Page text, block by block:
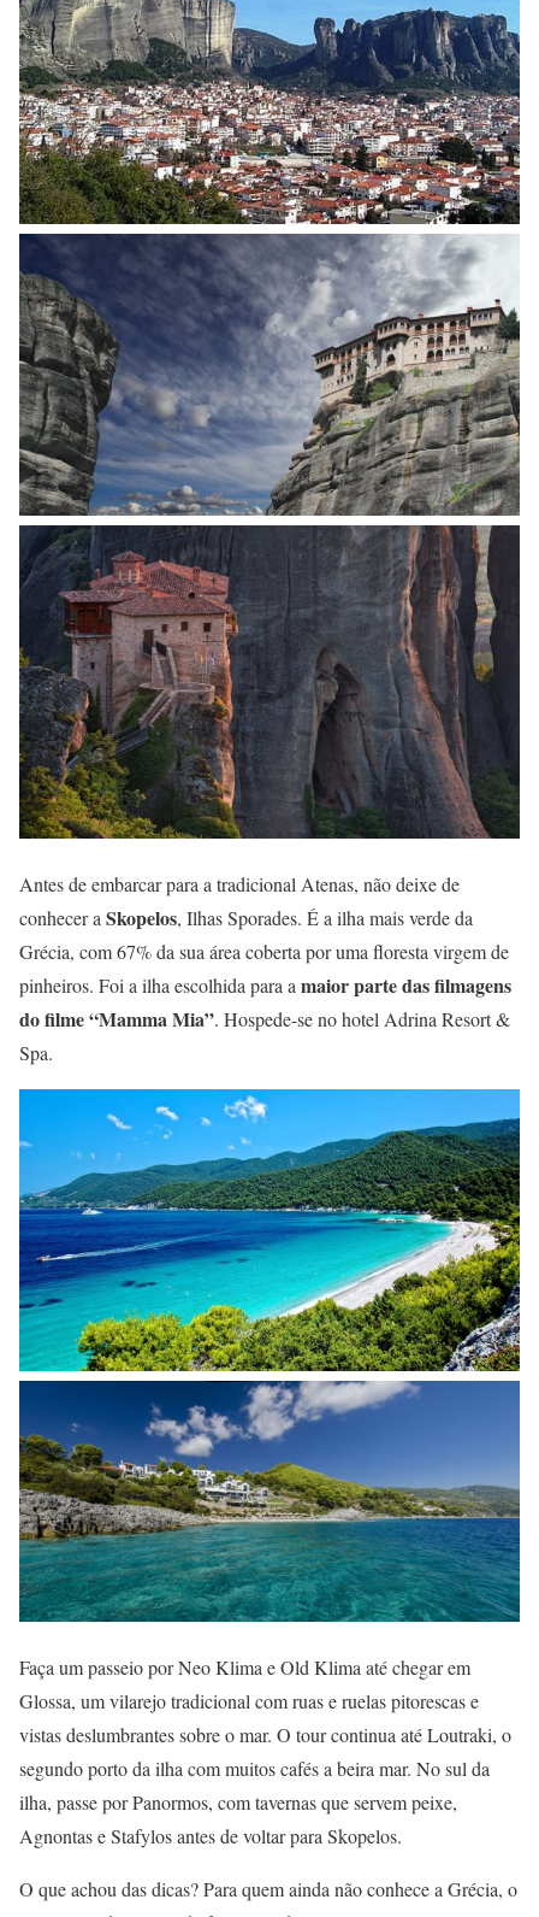
Antes de embarcar para a tradicional Atenas, não deixe de
conhecer a Skopelos, Ilhas Sporades. É a ilha mais verde da
Grécia, com 67% da sua área coberta por uma floresta virgem de
pinheiros. Foi a ilha escolhida para a maior parte das filmagens
do filme “Mamma Mia”. Hospede-se no hotel Adrina Resort &
Spa.
Faça um passeio por Neo Klima e Old Klima até chegar em
Glossa, um vilarejo tradicional com ruas e ruelas pitorescas e
vistas deslumbrantes sobre o mar. O tour continua até Loutraki, o
segundo porto da ilha com muitos cafés a beira mar. No sul da
ilha, passe por Panormos, com tavernas que servem peixe,
Agnontas e Stafylos antes de voltar para Skopelos.
O que achou das dicas? Para quem ainda não conhece a Grécia, o